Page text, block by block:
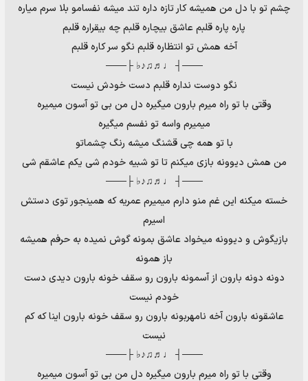
چشم تو با دل من همیشه کار تازه داره تند میشه نفسامو بلا سرم میاره
پاره پاره قلبم عاشق بیچاره قلبم چه بیقراره قلبم
آخه همش تو انتظاره قلبم نگو سر کاره قلبم
───┤ ♩♬♫♪♭ ├───
نگو دوست نداره قلبم دست خودش نیست
وقتی با تو راه میرم بارون میگیره دل من بی تو آسون میمیره
میمیرم واسه تو نفسم میگیره
با تو همه چی قشنگ میشه رنگ چشماتو
من همش دیوونه بازی میکنم تا تو شبیه خودم شی یکم عاشقم شی
───┤ ♩♬♫♪♭ ├───
خسته میکنه این غم منو دارم میمیرم عمریه که همینجور توی دستش
اسیرم
بازیگوش و دیوونه میخواد عاشق بمونه گوش نمیده به حرفم همیشه
باز همونه
دونه دونه بارون از آسمونه بارون رو سقف خونه بارون دیدی دست
خودم نیست
عاشقونه بارون آخه نامهربونه بارون رو سقف خونه بارون اینا که کم
نیست
───┤ ♩♬♫♪♭ ├───
وقتی با تو راه میرم بارون میگیره دل من بی تو آسون میمیره